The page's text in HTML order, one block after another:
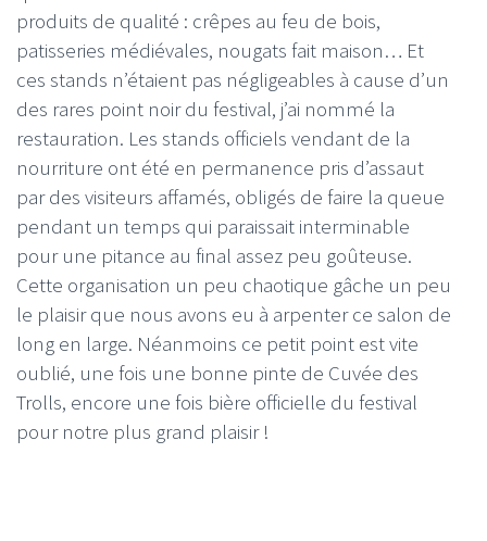
produits de qualité : crêpes au feu de bois,
patisseries médiévales, nougats fait maison… Et
ces stands n’étaient pas négligeables à cause d’un
des rares point noir du festival, j’ai nommé la
restauration. Les stands officiels vendant de la
nourriture ont été en permanence pris d’assaut
par des visiteurs affamés, obligés de faire la queue
pendant un temps qui paraissait interminable
pour une pitance au final assez peu goûteuse.
Cette organisation un peu chaotique gâche un peu
le plaisir que nous avons eu à arpenter ce salon de
long en large. Néanmoins ce petit point est vite
oublié, une fois une bonne pinte de Cuvée des
Trolls, encore une fois bière officielle du festival
pour notre plus grand plaisir !